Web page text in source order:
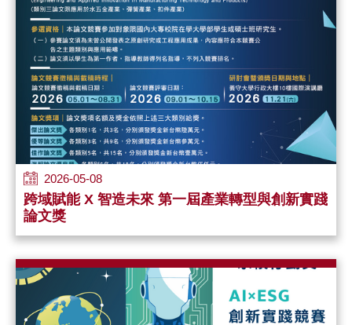
2026-05-08
跨域賦能 X 智造未來 第一屆產業轉型與創新實踐
論文獎